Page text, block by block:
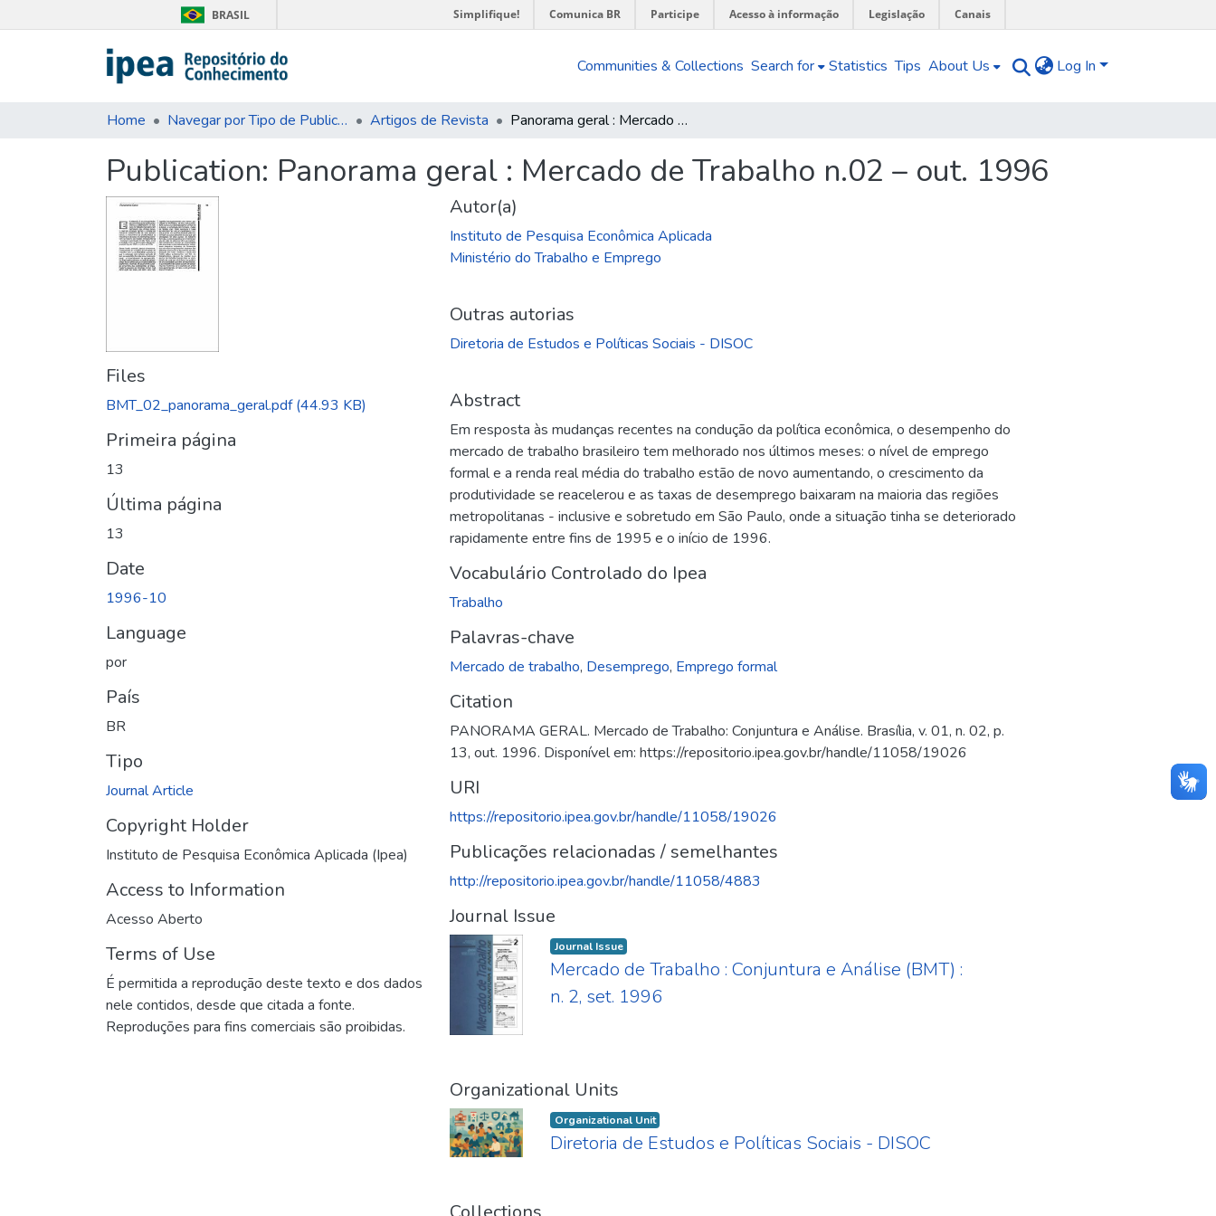
BRASIL Simplifique! Comunica BR Participe Acesso à informação Legislação Canais
Communities & Collections Search for Statistics Tips About Us Log In
Home Navegar por Tipo de Publicação Artigos de Revista Panorama geral : Mercado de Trabalho n.02 – out. 1996
Publication: Panorama geral : Mercado de Trabalho n.02 – out. 1996
Files
BMT_02_panorama_geral.pdf(44.93 KB)
Primeira página
13
Última página
13
Date
1996-10
Language
por
País
BR
Tipo
Journal Article
Copyright Holder
Instituto de Pesquisa Econômica Aplicada (Ipea)
Access to Information
Acesso Aberto
Terms of Use
É permitida a reprodução deste texto e dos dados
nele contidos, desde que citada a fonte.
Reproduções para fins comerciais são proibidas.
Autor(a)
Instituto de Pesquisa Econômica Aplicada
Ministério do Trabalho e Emprego
Outras autorias
Diretoria de Estudos e Políticas Sociais - DISOC
Abstract
Em resposta às mudanças recentes na condução da política econômica, o desempenho do
mercado de trabalho brasileiro tem melhorado nos últimos meses: o nível de emprego
formal e a renda real média do trabalho estão de novo aumentando, o crescimento da
produtividade se reacelerou e as taxas de desemprego baixaram na maioria das regiões
metropolitanas - inclusive e sobretudo em São Paulo, onde a situação tinha se deteriorado
rapidamente entre fins de 1995 e o início de 1996.
Vocabulário Controlado do Ipea
Trabalho
Palavras-chave
Mercado de trabalho, Desemprego, Emprego formal
Citation
PANORAMA GERAL. Mercado de Trabalho: Conjuntura e Análise. Brasília, v. 01, n. 02, p.
13, out. 1996. Disponível em: https://repositorio.ipea.gov.br/handle/11058/19026
URI
https://repositorio.ipea.gov.br/handle/11058/19026
Publicações relacionadas / semelhantes
http://repositorio.ipea.gov.br/handle/11058/4883
Journal Issue
Journal Issue
Mercado de Trabalho : Conjuntura e Análise (BMT) :
n. 2, set. 1996
Organizational Units
Organizational Unit
Diretoria de Estudos e Políticas Sociais - DISOC